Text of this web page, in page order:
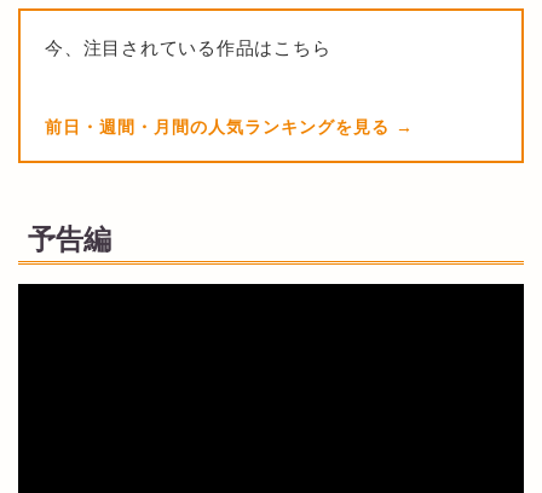
今、注目されている作品はこちら
前日・週間・月間の人気ランキングを見る
予告編